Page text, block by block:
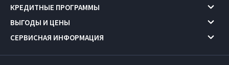
КРЕДИТНЫЕ ПРОГРАММЫ
ВЫГОДЫ И ЦЕНЫ
СЕРВИСНАЯ ИНФОРМАЦИЯ